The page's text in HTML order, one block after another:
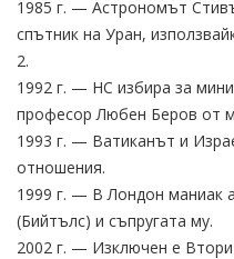
1985 г. — Астрономът
спътник на Уран,
2.
1992 г. — НС избира за
професор Любен Беров от
1993 г. — Ватиканът и
отношения.
1999 г. — В Лондон маниак
(Бийтълс) и съпругата му.
2002 г. — Изключен е